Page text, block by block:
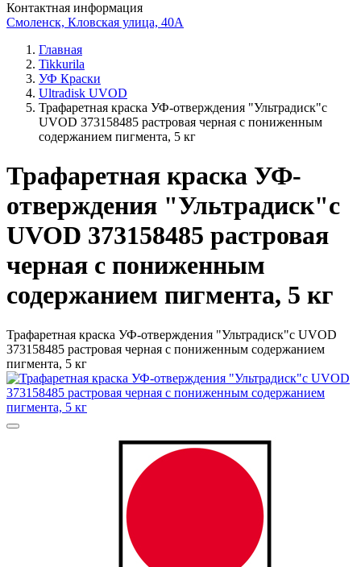
Контактная информация
Смоленск, Кловская улица, 40А
Главная
Tikkurila
УФ Краски
Ultradisk UVOD
Трафаретная краска УФ-отверждения "Ультрадиск"c
UVOD 373158485 растровая черная с пониженным
содержанием пигмента, 5 кг
Трафаретная краска УФ-
отверждения "Ультрадиск"c
UVOD 373158485 растровая
черная с пониженным
содержанием пигмента, 5 кг
Трафаретная краска УФ-отверждения "Ультрадиск"c UVOD
373158485 растровая черная с пониженным содержанием
пигмента, 5 кг